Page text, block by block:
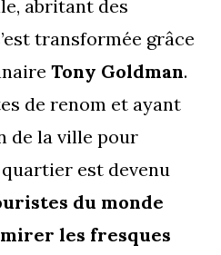
abritant des
transformée grâce
Tony Goldman.
de renom et ayant
de la ville pour
est devenu
du monde
les fresques